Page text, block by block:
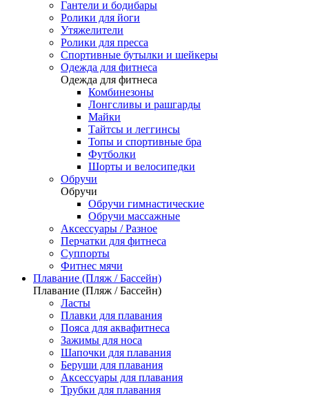
Гантели и бодибары
Ролики для йоги
Утяжелители
Ролики для пресса
Спортивные бутылки и шейкеры
Одежда для фитнеса
Одежда для фитнеса
Комбинезоны
Лонгсливы и рашгарды
Майки
Тайтсы и леггинсы
Топы и спортивные бра
Футболки
Шорты и велосипедки
Обручи
Обручи
Обручи гимнастические
Обручи массажные
Аксессуары / Разное
Перчатки для фитнеса
Суппорты
Фитнес мячи
Плавание (Пляж / Бассейн)
Плавание (Пляж / Бассейн)
Ласты
Плавки для плавания
Пояса для аквафитнеса
Зажимы для носа
Шапочки для плавания
Беруши для плавания
Аксессуары для плавания
Трубки для плавания